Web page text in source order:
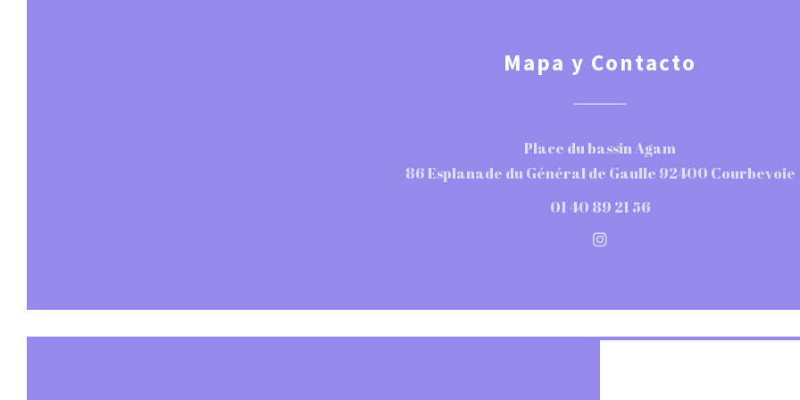
Mapa y Contacto
Place du bassin Agam
86 Esplanade du Général de Gaulle 92400 Courbevoie
01 40 89 21 56
Instagram ((abre en una